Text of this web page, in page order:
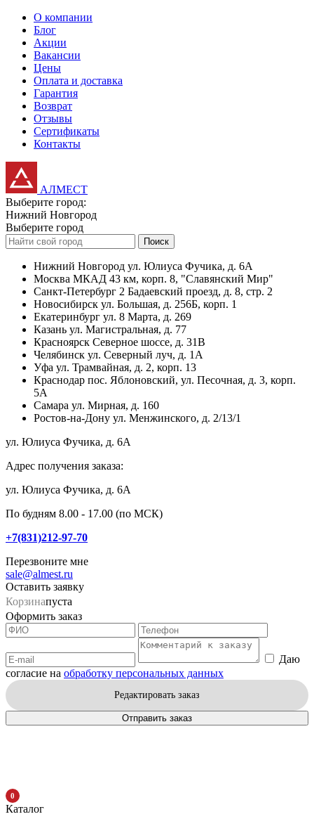
О компании
Блог
Акции
Вакансии
Цены
Оплата и доставка
Гарантия
Возврат
Отзывы
Сертификаты
Контакты
АЛМЕСТ
Выберите город:
Нижний Новгород
Выберите город
Поиск
Нижний Новгород ул. Юлиуса Фучика, д. 6А
Москва МКАД 43 км, корп. 8, "Славянский Мир"
Санкт-Петербург 2 Бадаевский проезд, д. 8, стр. 2
Новосибирск ул. Большая, д. 256Б, корп. 1
Екатеринбург ул. 8 Марта, д. 269
Казань ул. Магистральная, д. 77
Красноярск Северное шоссе, д. 31В
Челябинск ул. Северный луч, д. 1А
Уфа ул. Трамвайная, д. 2, корп. 13
Краснодар пос. Яблоновский, ул. Песочная, д. 3, корп.
5А
Самара ул. Мирная, д. 160
Ростов-на-Дону ул. Менжинского, д. 2/13/1
ул. Юлиуса Фучика, д. 6А
Адрес получения заказа:
ул. Юлиуса Фучика, д. 6А
По будням 8.00 - 17.00 (по МСК)
+7(831)212-97-70
Перезвоните мне
sale@almest.ru
Оставить заявку
Корзинапуста
Оформить заказ
Даю
согласие на обработку персональных данных
Редактировать заказ
Отправить заказ
0
Каталог